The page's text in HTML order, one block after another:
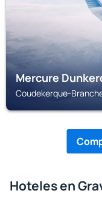
Mercure
Coudekerque-
Hoteles en